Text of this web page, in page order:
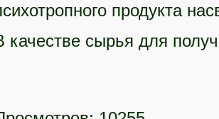
продукта
качестве сырья для